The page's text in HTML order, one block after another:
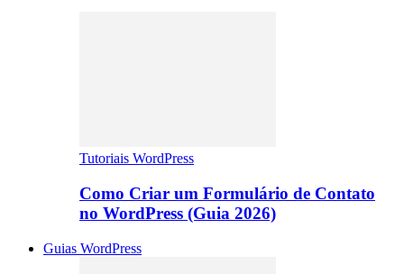
Tutoriais WordPress
Como Criar um Formulário de Contato
no WordPress (Guia 2026)
Guias WordPress